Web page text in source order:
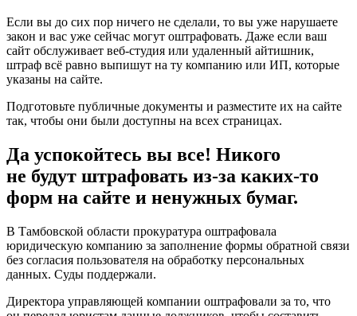
Если вы до сих пор ничего не сделали, то вы уже нарушаете
закон и вас уже сейчас могут оштрафовать. Даже если ваш
сайт обслуживает веб-студия или удаленный айтишник,
штраф всё равно выпишут на ту компанию или ИП, которые
указаны на сайте.
Подготовьте публичные документы и разместите их на сайте
так, чтобы они были доступны на всех страницах.
Да успокойтесь вы все! Никого
не будут штрафовать из-за каких-то
форм на сайте и ненужных бумаг.
В Тамбовской области прокуратура оштрафовала
юридическую компанию за заполнение формы обратной связи
без согласия пользователя на обработку персональных
данных. Суды поддержали.
Директора управляющей компании оштрафовали за то, что